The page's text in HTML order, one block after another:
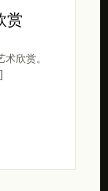
赏
欣赏。